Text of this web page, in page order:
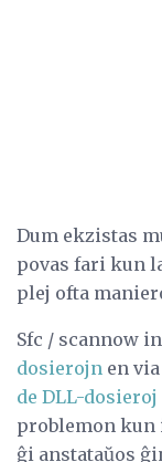
Dum ekzistas
povas fari kun
plej ofta
Sfc / scannow
dosierojn en
de DLL-dosieroj
problemon kun
ĝi anstataŭos